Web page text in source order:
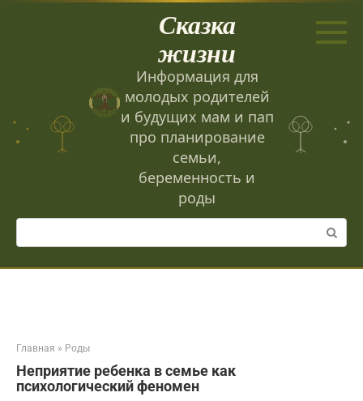
Сказка
жизни
Информация для
молодых родителей
и будущих мам и пап
про планирование
семьи,
беременность и
роды
Поиск:
Главная » Роды
Неприятие ребенка в семье как
психологический феномен